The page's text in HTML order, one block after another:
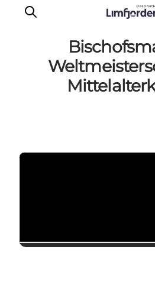
Wohnmobilurlaub